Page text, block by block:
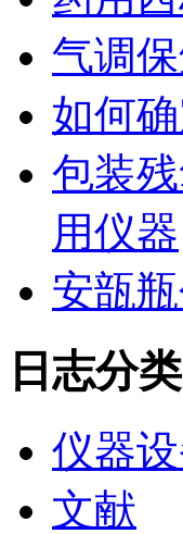
气调
如何
包装
用仪器
安瓿
日志分类
仪器
文献